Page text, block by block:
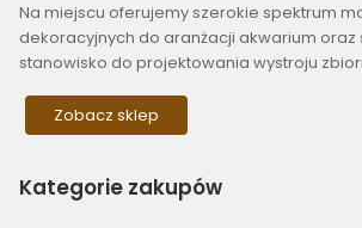
Na miejscu oferujemy szerokie spektrum
dekoracyjnych do aranżacji akwarium oraz
stanowisko do projektowania wystroju
Zobacz sklep
Kategorie zakupów